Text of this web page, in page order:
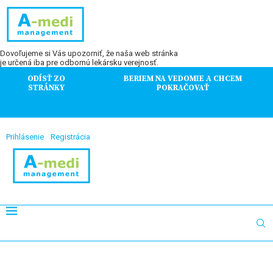
Dovoľujeme si Vás upozorniť, že naša web stránka
je určená iba pre odbornú lekársku verejnosť.
ODÍSŤ ZO
STRÁNKY
BERIEM NA VEDOMIE A CHCEM
POKRAČOVAŤ
Prihlásenie Registrácia